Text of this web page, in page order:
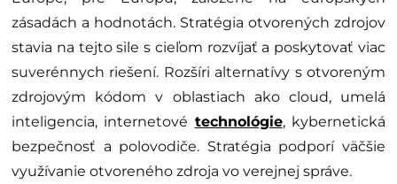
zásadách a hodnotách. Stratégia otvorených zdrojov
stavia na tejto sile s cieľom rozvíjať a poskytovať viac
suverénnych riešení. Rozšíri alternatívy s otvoreným
zdrojovým kódom v oblastiach ako cloud, umelá
inteligencia, internetové technológie, kybernetická
bezpečnosť a polovodiče. Stratégia podporí väčšie
využívanie otvoreného zdroja vo verejnej správe.